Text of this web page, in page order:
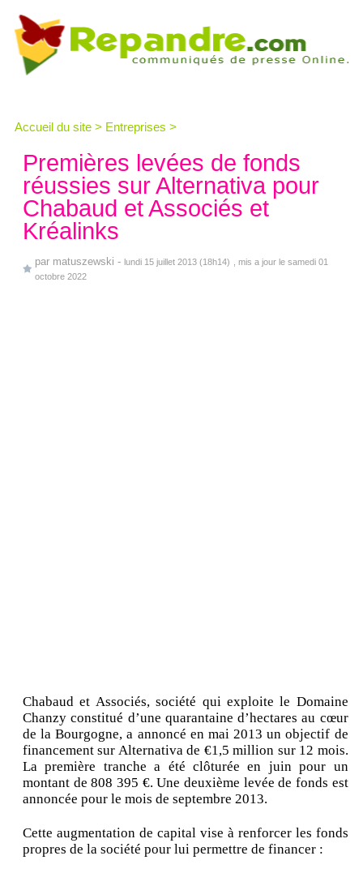
Accueil du site > Entreprises >
Premières levées de fonds
réussies sur Alternativa pour
Chabaud et Associés et
Kréalinks
par matuszewski - lundi 15 juillet 2013 (18h14)
, mis a jour le samedi 01
octobre 2022
Chabaud et Associés, société qui exploite le Domaine
Chanzy constitué d’une quarantaine d’hectares au cœur
de la Bourgogne, a annoncé en mai 2013 un objectif de
financement sur Alternativa de €1,5 million sur 12 mois.
La première tranche a été clôturée en juin pour un
montant de 808 395 €. Une deuxième levée de fonds est
annoncée pour le mois de septembre 2013.
Cette augmentation de capital vise à renforcer les fonds
propres de la société pour lui permettre de financer :